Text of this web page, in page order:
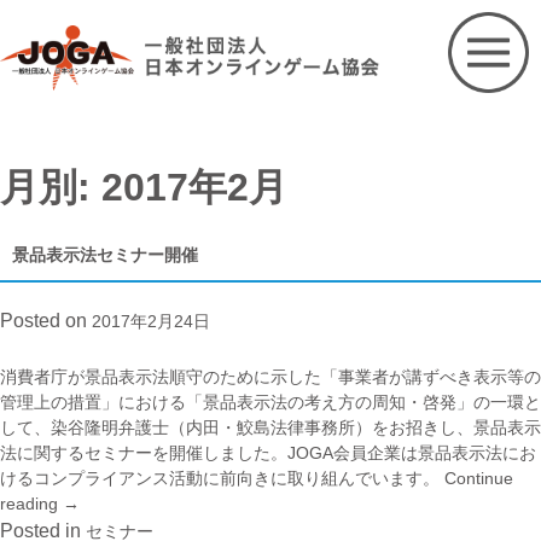
content
月別: 2017年2月
景品表示法セミナー開催
Posted on 2017年2月24日
消費者庁が景品表示法順守のために示した「事業者が講ずべき表示等の
管理上の措置」における「景品表示法の考え方の周知・啓発」の一環と
して、染谷隆明弁護士（内田・鮫島法律事務所）をお招きし、景品表示
法に関するセミナーを開催しました。JOGA会員企業は景品表示法にお
けるコンプライアンス活動に前向きに取り組んでいます。 Continue
reading “景
品
→
Posted in セミナー